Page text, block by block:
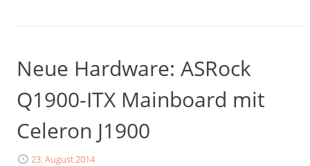
Neue Hardware: ASRock
Q1900-ITX Mainboard mit
Celeron J1900
23. August 2014